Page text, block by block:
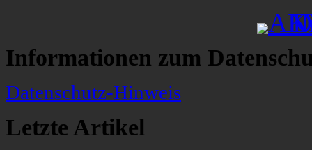
Informationen zum
Datenschutz-Hinweis
Letzte Artikel